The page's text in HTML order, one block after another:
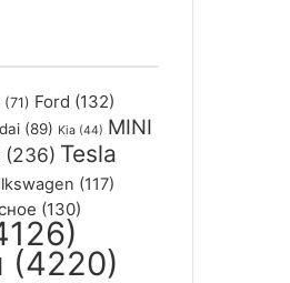
(71) Ford (132)
(89) Kia (44) MINI
(236) Tesla
(117)
(130)
(4220)